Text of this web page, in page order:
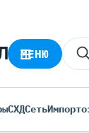
МЕНЮ
СХДСеть